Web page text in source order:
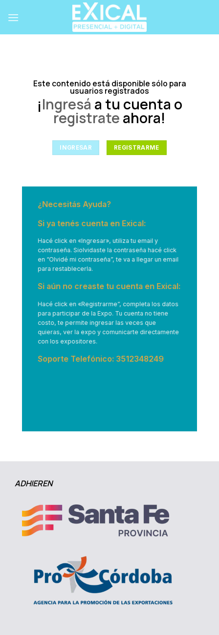
Este contenido está disponible sólo para
usuarios registrados
¡Ingresá a tu cuenta o
registrate ahora!
INGRESAR REGISTRARME
¿Necesitás Ayuda?
Si ya tenés cuenta en Exical:
Hacé click en «Ingresar», utiliza tu email y
contraseña. Siolvidaste la contraseña hacé click
en “Olvidé mi contraseña”, te va a llegar un email
para restablecerla.
Si aún no creaste tu cuenta en Exical:
Hacé click en «Registrarme”, completa los datos
para participar de la Expo. Tu cuenta no tiene
costo, te permite ingresar las veces que
quieras, ver la expo y comunicarte directamente
con los expositores.
Soporte Telefónico: 3512348249
ADHIEREN